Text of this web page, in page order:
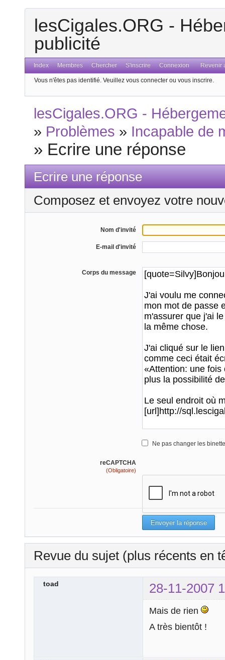
lesCigales.ORG -
publicité
Index Membres Chercher S'inscrire Connexion Revenir
Vous n'êtes pas identifié. Veuillez vous connecter ou vous inscrire.
lesCigales.ORG -
» Problèmes » Incapable de
» Ecrire une réponse
Ecrire une réponse
Composez et envoyez votre
Nom d'invité
E-mail d'invité
Corps du message
Ne pas changer les
reCAPTCHA
(Obligatoire)
Revue du sujet (plus récents en
toad 28-11-2007
Mais de rien
A très bientôt !